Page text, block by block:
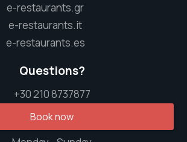
Book now
e-restaurants.gr
e-restaurants.it
e-restaurants.es
Questions?
+30 210 8737877
info [at] e-restaurants.gr